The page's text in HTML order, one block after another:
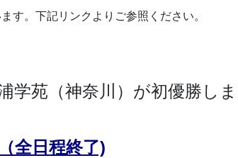
す。下記リンクよりご参照ください。
学苑（神奈川）が初優勝しま
（全日程終了)